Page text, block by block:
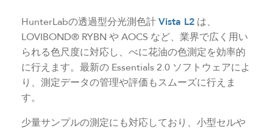
HunterLabの透過型分光測色計Vista L2 は、
LOVIBOND® RYBN や AOCS など、業界で広く用い
られる色尺度に対応し、べに花油の色測定を効率的
に行えます。最新の Essentials 2.0 ソフトウェアによ
り、測定データの管理や評価もスムーズに行えま
す。
少量サンプルの測定にも対応しており、小型セルや